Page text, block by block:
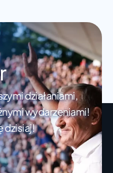
działaniami,
wydarzeniami!
dzisiaj!